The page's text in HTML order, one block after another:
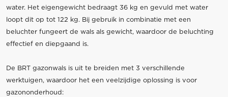
water. Het eigengewicht bedraagt 36 kg en gevuld met water
loopt dit op tot 122 kg. Bij gebruik in combinatie met een
beluchter fungeert de wals als gewicht, waardoor de beluchting
effectief en diepgaand is.
De BRT gazonwals is uit te breiden met 3 verschillende
werktuigen, waardoor het een veelzijdige oplossing is voor
gazononderhoud: